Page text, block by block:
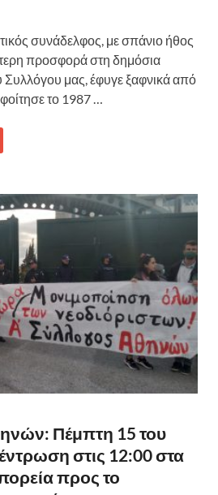
συνάδελφος, με σπάνιο ήθος
προσφορά στη δημόσια
Συλλόγου μας, έφυγε ξαφνικά από
το 1987 …
Πέμπτη 15 του
στις 12:00 στα
προς το